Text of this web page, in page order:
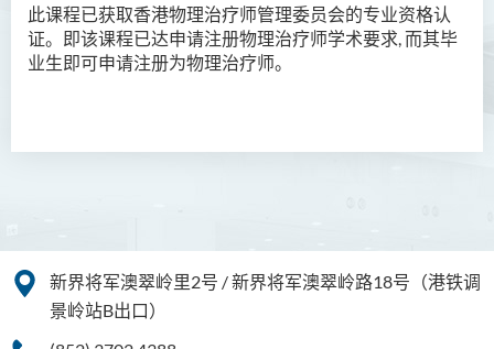
此课程已获取香港物理治疗师管理委员会的专业资格认
证。即该课程已达申请注册物理治疗师学术要求, 而其毕
业生即可申请注册为物理治疗师。
翻译科技（荣誉）文学士
工商管理（荣誉）学士
制)
健康科学（荣誉）学士 (兼读
新界将军澳翠岭里2号 / 新界将军澳翠岭路18号（港铁调
景岭站B出口）